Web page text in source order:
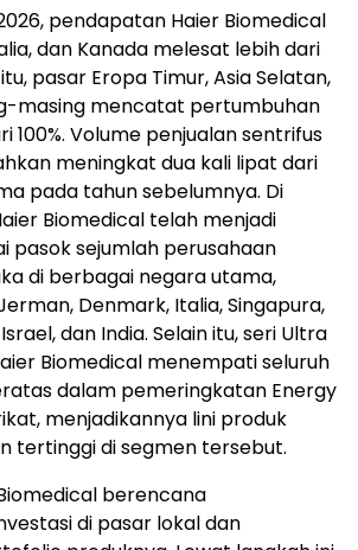
pendapatan Haier Biomedical
dan Kanada melesat lebih dari
pasar Eropa Timur, Asia Selatan,
masing mencatat pertumbuhan
100%. Volume penjualan sentrifus
meningkat dua kali lipat dari
pada tahun sebelumnya. Di
Biomedical telah menjadi
pasok sejumlah perusahaan
di berbagai negara utama,
Denmark, Italia, Singapura,
dan India. Selain itu, seri Ultra
Biomedical menempati seluruh
dalam pemeringkatan Energy
menjadikannya lini produk
tertinggi di segmen tersebut.
berencana
di pasar lokal dan